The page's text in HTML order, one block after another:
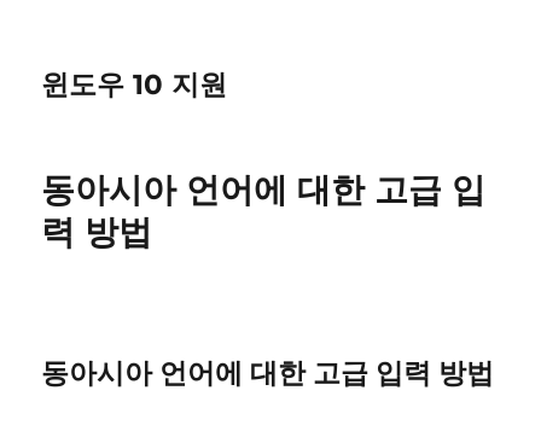
윈도우 10 지원
동아시아 언어에 대한 고급 입
력 방법
동아시아 언어에 대한 고급 입력 방법